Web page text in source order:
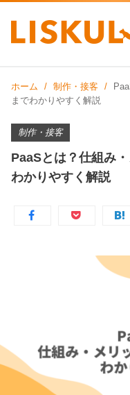
ホーム 制作・接客
までわかりやすく解説
制作・接客
PaaSとは？仕組み
わかりやすく解説